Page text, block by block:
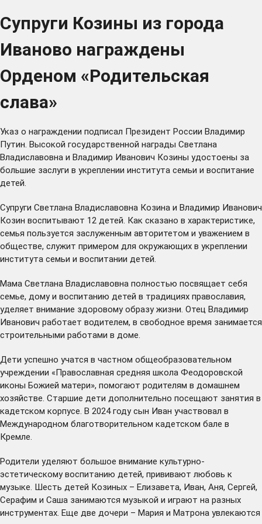
Супруги Козины из города
Иваново награждены
Орденом «Родительская
слава»
Указ о награждении подписал Президент России Владимир
Путин. Высокой государственной награды Светлана
Владиславовна и Владимир Иванович Козины удостоены за
большие заслуги в укреплении института семьи и воспитание
детей.
Супруги Светлана Владиславовна Козина и Владимир Иванович
Козин воспитывают 12 детей. Как сказано в характеристике,
семья пользуется заслуженным авторитетом и уважением в
обществе, служит примером для окружающих в укреплении
института семьи и воспитании детей.
Мама Светлана Владиславовна полностью посвящает себя
семье, дому и воспитанию детей в традициях православия,
уделяет внимание здоровому образу жизни. Отец Владимир
Иванович работает водителем, в свободное время занимается
строительными работами в доме.
Дети успешно учатся в частном общеобразовательном
учреждении «Православная средняя школа Феодоровской
иконы Божией матери», помогают родителям в домашнем
хозяйстве. Старшие дети дополнительно посещают занятия в
кадетском корпусе. В 2024 году сын Иван участвовал в
Международном благотворительном кадетском бале в
Кремле.
Родители уделяют большое внимание культурно-
эстетическому воспитанию детей, прививают любовь к
музыке. Шесть детей Козиных – Елизавета, Иван, Аня, Сергей,
Серафим и Саша занимаются музыкой и играют на разных
инструментах. Еще две дочери – Мария и Матрона увлекаются